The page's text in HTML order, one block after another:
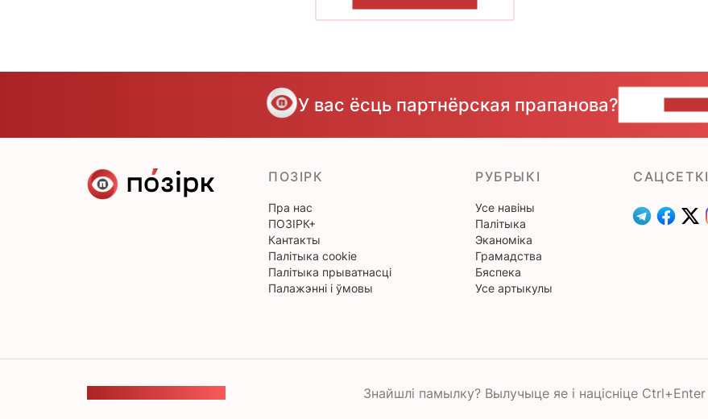
У вас ёсць партнёрская прапанова?
ПОЗІРК
Пра нас
ПОЗІРК+
Кантакты
Палітыка cookie
Палітыка прыватнасці
Палажэнні і ўмовы
РУБРЫКІ
Усе навіны
Палітыка
Эканоміка
Грамадства
Бяспека
Усе артыкулы
САЦСЕТКІ
Знайшлі памылку? Вылучыце яе і націсніце Ctrl+Enter